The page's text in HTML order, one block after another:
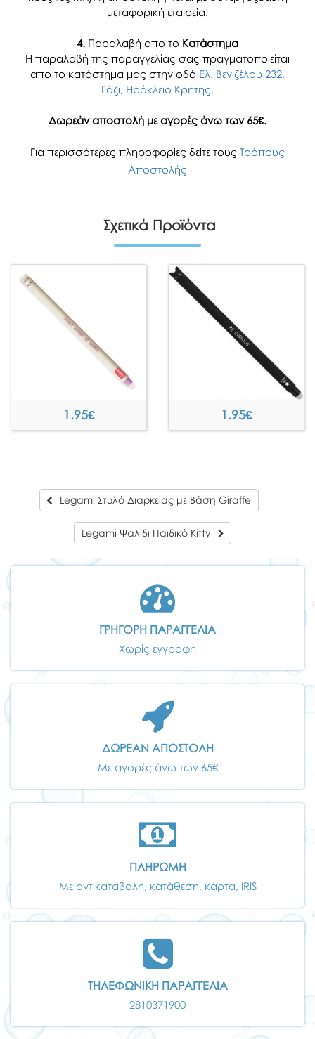
μεταφορική εταιρεία.
4. Παραλαβή απο το Κατάστημα
H παραλαβή της παραγγελίας σας πραγματοποιείται
απο το κατάστημα μας στην οδό Ελ. Βενιζέλου 232,
Γάζι, Ηράκλειο Κρήτης.
Δωρεάν αποστολή με αγορές άνω των 65€.
Για περισσότερες πληροφορίες δείτε τους Τρόπους
Αποστολής
Σχετικά Προϊόντα
1.95€ 1.95€
Legami Στυλό Διαρκείας με Βάση Giraffe
Legami Ψαλίδι Παιδικό Kitty
ΓΡΗΓΟΡΗ ΠΑΡΑΓΓΕΛΙΑ
Χωρίς εγγραφή
ΔΩΡΕΑΝ ΑΠΟΣΤΟΛΗ
Με αγορές άνω των 65€
ΠΛΗΡΩΜΗ
Με αντικαταβολή, κατάθεση, κάρτα, IRIS
ΤΗΛΕΦΩΝΙΚΗ ΠΑΡΑΓΓΕΛΙΑ
2810371900